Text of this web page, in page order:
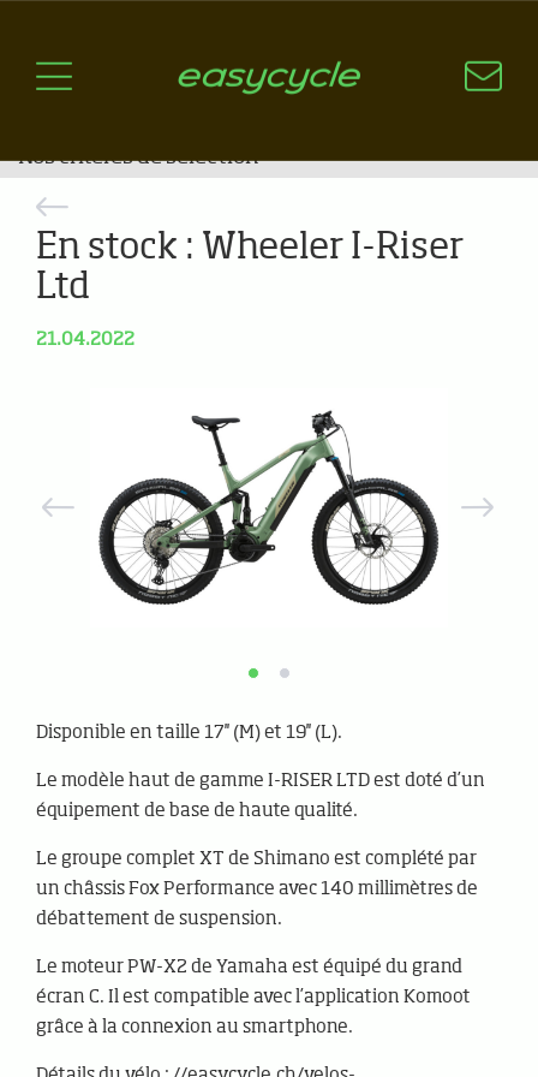
Aspects techniques
Nos critères de sélection
Questions / Réponses
A jour
En stock : Wheeler I-Riser
Ltd
21.04.2022
Disponible en taille 17'' (M) et 19'' (L).
Le modèle haut de gamme I-RISER LTD est doté d’un
équipement de base de haute qualité.
Le groupe complet XT de Shimano est complété par
un châssis Fox Performance avec 140 millimètres de
débattement de suspension.
Le moteur PW-X2 de Yamaha est équipé du grand
écran C. Il est compatible avec l’application Komoot
grâce à la connexion au smartphone.